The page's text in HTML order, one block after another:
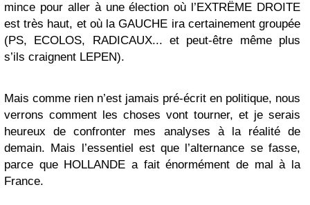
mince pour aller à une élection où l’EXTRËME DROITE
est très haut, et où la GAUCHE ira certainement groupée
(PS, ECOLOS, RADICAUX... et peut-être même plus
s’ils craignent LEPEN).
Mais comme rien n’est jamais pré-écrit en politique, nous
verrons comment les choses vont tourner, et je serais
heureux de confronter mes analyses à la réalité de
demain. Mais l’essentiel est que l’alternance se fasse,
parce que HOLLANDE a fait énormément de mal à la
France.